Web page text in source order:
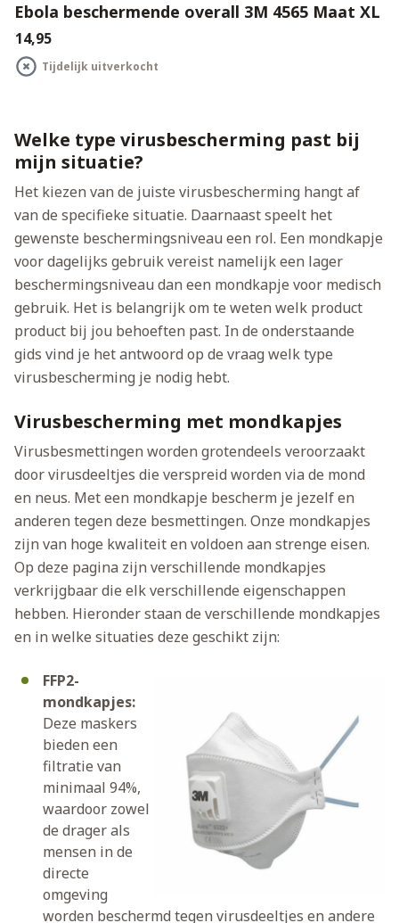
Ebola beschermende overall 3M 4565 Maat XL
€14,95
Tijdelijk uitverkocht
Welke type virusbescherming past bij
mijn situatie?
Het kiezen van de juiste virusbescherming hangt af
van de specifieke situatie. Daarnaast speelt het
gewenste beschermingsniveau een rol. Een mondkapje
voor dagelijks gebruik vereist namelijk een lager
beschermingsniveau dan een mondkapje voor medisch
gebruik. Het is belangrijk om te weten welk product
product bij jou behoeften past. In de onderstaande
gids vind je het antwoord op de vraag welk type
virusbescherming je nodig hebt.
Virusbescherming met mondkapjes
Virusbesmettingen worden grotendeels veroorzaakt
door virusdeeltjes die verspreid worden via de mond
en neus. Met een mondkapje bescherm je jezelf en
anderen tegen deze besmettingen. Onze mondkapjes
zijn van hoge kwaliteit en voldoen aan strenge eisen.
Op deze pagina zijn verschillende mondkapjes
verkrijgbaar die elk verschillende eigenschappen
hebben. Hieronder staan de verschillende mondkapjes
en in welke situaties deze geschikt zijn:
FFP2-
mondkapjes:
Deze maskers
bieden een
filtratie van
minimaal 94%,
waardoor zowel
de drager als
mensen in de
directe
omgeving
worden beschermd tegen virusdeeltjes en andere